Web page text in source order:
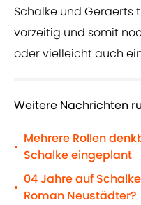
Schalke und Geraerts
vorzeitig und somit
oder vielleicht auch
Weitere Nachrichten
•
Mehrere Rollen
Schalke eingeplant
•
04 Jahre auf
Roman Neustädter?